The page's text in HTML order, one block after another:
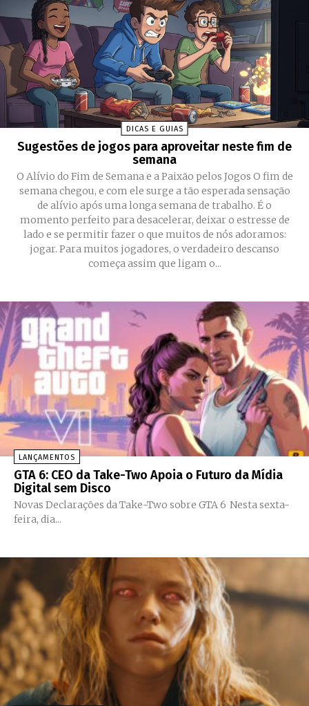
DICAS E GUIAS
Sugestões de jogos para aproveitar neste fim de
semana
O Alívio do Fim de Semana e a Paixão pelos Jogos O fim de
semana chegou, e com ele surge a tão esperada sensação
de alívio após uma longa semana de trabalho. É o
momento perfeito para desacelerar, deixar o estresse de
lado e se permitir fazer o que muitos de nós adoramos:
jogar. Para muitos jogadores, o verdadeiro descanso
começa assim que ligam o...
LANÇAMENTOS
GTA 6: CEO da Take-Two Apoia o Futuro da Mídia
Digital sem Disco
Novas Declarações da Take-Two sobre GTA 6 Nesta sexta-
feira, dia...